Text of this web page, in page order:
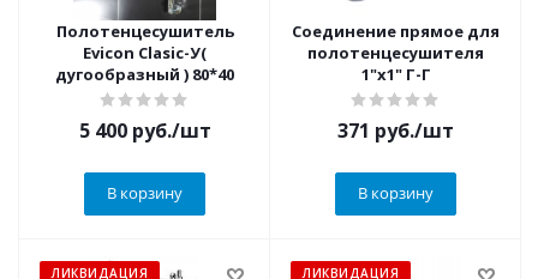
Полотенцесушитель
Evicon Clasic-У(
дугообразный ) 80*40
5 400руб./шт
В корзину
Соединение прямое для
полотенцесушителя
1"х1" Г-Г
371 руб./шт
В корзину
ЛИКВИДАЦИЯ ЛИКВИДАЦИЯ